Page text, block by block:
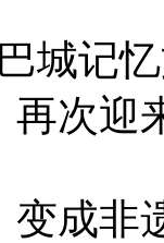
城记
再次迎
变成非